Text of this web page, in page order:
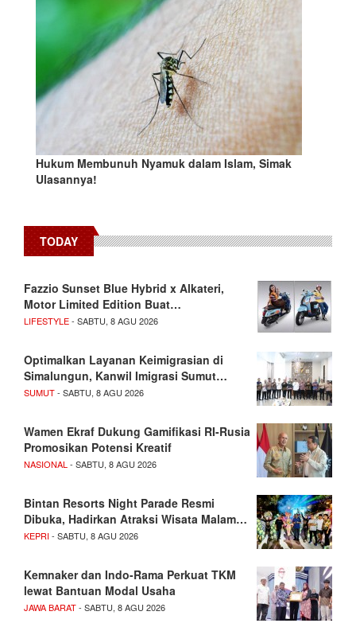
Hukum Membunuh Nyamuk dalam Islam, Simak
Ulasannya!
TODAY
Fazzio Sunset Blue Hybrid x Alkateri,
Motor Limited Edition Buat…
LIFESTYLE- SABTU, 8 AGU 2026
Optimalkan Layanan Keimigrasian di
Simalungun, Kanwil Imigrasi Sumut…
SUMUT- SABTU, 8 AGU 2026
Wamen Ekraf Dukung Gamifikasi RI-Rusia
Promosikan Potensi Kreatif
NASIONAL- SABTU, 8 AGU 2026
Bintan Resorts Night Parade Resmi
Dibuka, Hadirkan Atraksi Wisata Malam…
KEPRI- SABTU, 8 AGU 2026
Kemnaker dan Indo-Rama Perkuat TKM
lewat Bantuan Modal Usaha
JAWA BARAT- SABTU, 8 AGU 2026